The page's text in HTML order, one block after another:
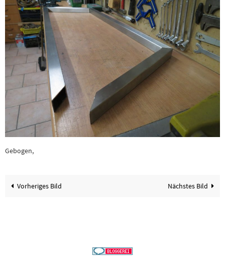
Gebogen,
Vorheriges Bild Nächstes Bild